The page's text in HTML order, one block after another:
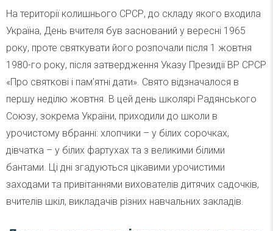
На території колишнього СРСР, до складу якого входила
Україна, День вчителя був заснований у вересні 1965
року, проте святкувати його розпочали після 1 жовтня
1980-го року, після затвердження Указу Президії ВР СРСР
«Про святкові і пам’ятні дати». Свято відзначалося в
першу неділю жовтня. В цей день школярі Радянського
Союзу, зокрема України, приходили до школи в
урочистому вбранні: хлопчики – у білих сорочках,
дівчатка – у білих фартухах та з великими білими
бантами. Ці дні згадуються цікавими урочистими
заходами та привітаннями вихователів дитячих садочків,
вчителів шкіл, викладачів різних навчальних закладів.